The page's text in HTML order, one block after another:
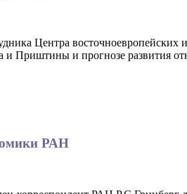
Центра
и Приштины и прогнозе развития
РАН